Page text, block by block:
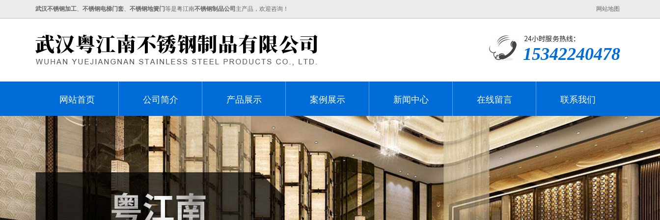
武汉不锈钢加工、 不锈钢电梯门套、 不锈钢地簧门等是粤江南不锈钢制品公司 主产品，欢迎咨询！ 网站地图
15342240478
网站首页 公司简介 产品展示 案例展示 新闻中心 在线留言 联系我们